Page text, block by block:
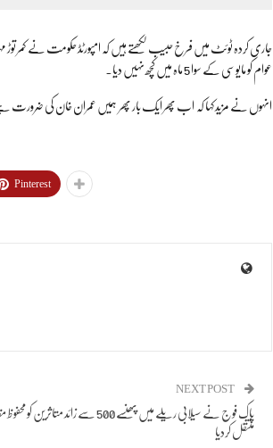
جاری کردہ ٹوئٹ میں فرخ حبیب لکھتے ہیں کہ امپورٹڈ حکومت نے کمر
عوام کو مایوسی کے سوا 5 ماہ میں کچھ نہیں دیا۔
انہوں نے مزید کہا کہ اب پھر ایک بار پھر ہمیں عمران خان کی
Pinterest
NEXT POST
پاک فوج نے سیلابی ریلے میں پھنسے 500 سے زائد
منتقل کردیا